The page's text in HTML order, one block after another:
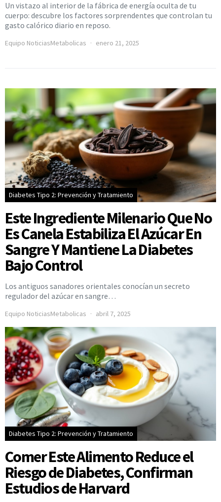
Un vistazo al interior de la fábrica de energía oculta de tu
cuerpo: descubre los factores sorprendentes que controlan tu
gasto calórico diario en reposo.
Equipo NoticiasMetabolicas enero 21, 2025
Diabetes Tipo 2: Prevención y Tratamiento
Este Ingrediente Milenario Que No
Es Canela Estabiliza El Azúcar En
Sangre Y Mantiene La Diabetes
Bajo Control
Los antiguos sanadores orientales conocían un secreto
regulador del azúcar en sangre…
Equipo NoticiasMetabolicas abril 7, 2025
Diabetes Tipo 2: Prevención y Tratamiento
Comer Este Alimento Reduce el
Riesgo de Diabetes, Confirman
Estudios de Harvard